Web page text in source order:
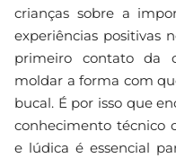
crianças sobre a
experiências positivas
primeiro contato da
moldar a forma com
bucal. É por isso que
conhecimento técnico
e lúdica é essencial